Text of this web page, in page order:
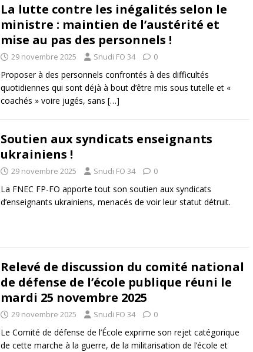
La lutte contre les inégalités selon le
ministre : maintien de l’austérité et
mise au pas des personnels !
29 novembre 2025 Snudi FO 34 0
Proposer à des personnels confrontés à des difficultés
quotidiennes qui sont déjà à bout d’être mis sous tutelle et «
coachés » voire jugés, sans […]
Soutien aux syndicats enseignants
ukrainiens !
29 novembre 2025 Snudi FO 34 0
La FNEC FP-FO apporte tout son soutien aux syndicats
d’enseignants ukrainiens, menacés de voir leur statut détruit.
Relevé de discussion du comité national
de défense de l’école publique réuni le
mardi 25 novembre 2025
29 novembre 2025 Snudi FO 34 0
Le Comité de défense de l’École exprime son rejet catégorique
de cette marche à la guerre, de la militarisation de l’école et